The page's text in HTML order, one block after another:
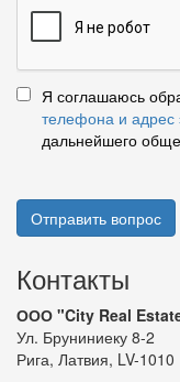
Я соглашаюсь
телефона и адрес
дальнейшего
Отправить вопрос
Контакты
ООО "City Real
Ул. Бруниниеку 8-2
Рига, Латвия, LV-1010